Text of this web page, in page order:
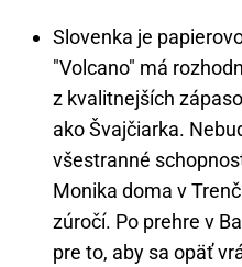
Slovenka je
"Volcano" má
z kvalitnejších
ako Švajčiarka.
všestranné
Monika doma v
zúročí. Po prehre v
pre to, aby sa opäť